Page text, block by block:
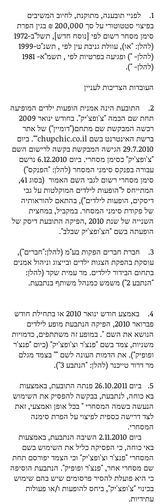
1. לפניי תובענה, מתוקנת, לחיוב המשיבים
בפיצוי סטטוטורי על סך 200,000 ₪ בגין הפרת
סימן מסחר רשום לפי [נוסח חדש], תשל"ב-1972
(להלן: "או), עוולת גניבת עין לפי , תשנ"ט-1999
(להלן- ") ופגיעה בפרטיות לפי , תשמ"א- 1981
(להלן- ").
העובדות הצריכות לעניין
2. התובעת הינה אמנית הופעות ילדים המופיעה
תחת שם הבמה "צ'ופצ'יק". בחודש ינואר 2009
רכשה המבקשת שם מתחם("דומיין") של אתר
ברשת האינטרנט בשם chupchic.co.il"". ביום
29.7.2010 הגישה המבקשת בקשה לרישום השם
"צ'ופצ'יק" כסימן מסחרי. ביום 6.12.2010 נרשם
עבורה בפנקס סימני המסחר (להלן: "הפנקס")
סימן מסחרי רשום לגבי השם האמור (בסוג 41,
המתייחס ל"הופעות לילדים המוקלטות על גבי
דיסקים, הופעות לילדים"), בהתאם להוראותיה
של פקודת סימני המסחר. במקביל, במחצית
השנייה של שנת 2010 ,הפיקה התובעת דיסק של
הופעתה בשם "הצ'ופצ'יק שבלב".
3. חברת חברים הפקות בע"מ (להלן:"חברים"),
עוסקת בהפקת הצגות ילדים ובייצוג וניהול אמנים
בתחום הבידור לילדים. מר עמית שקד (להלן:
"הנתבע 2") משמש כמנהל משותף בנתבעת.
4. באמצע חודש ינואר 2010 או בתחילת חודש
פברואר 2010, הפיקה הנתבעת מופע לילדים
הנושא את השם ". במופע זה משתתפים, כדמויות
משניות, צמד בשם "פנצ'ר וצ'ופצ'יק" (כיום "פנצ'ר
ופופיק"). את הדמות העונה לשם "" בצמד מגלם
מר דרור טייכנר (להלן: "הנתבע 3").
5. ביום
26.10.2011 פנתה התובעת, באמצעות
בא כוחה, לנתבעת, בבקשה להפסיק את השימוש
הנעשה בשמה המסחרי " בכל אופן ואמצעי, זאת
לצד דרישה כספית לפיצוי על הפרת סימנה
המסחרי.
ביום 2.11.2010 השיבה הנתבעת, באמצעות
באי כוחה, כי הפסיקה כליל את השימוש בשם
המסחרי "פנצ'ר וצ'ופצ'יק" וכי הצמד יפורסם תחת
שם מסחרי אחר, "פנצ'ר ופופיק". הנתבעת הוסיפה
כי היא פועלת להסיר פרסומים שיש בהם שימוש
בכינוי "צ'ופצ'יק", ביחס להופעות ו/או פעולות
עתידיות.